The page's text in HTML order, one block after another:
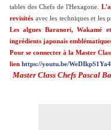
tables des Chefs de l'Hexagone.
revisités avec les techniques et les
Les algues Baranori, Wakamé
ingrédients japonais
Pour se connecter à la Master
lien https://youtu.be/WeDIkpS1Ya4
Master Class Chefs Pascal